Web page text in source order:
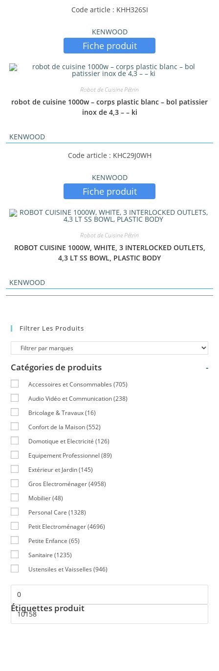
Code article : KHH326SI
KENWOOD
Fiche produit
Robot de Cuisine Pétrin
robot de cuisine 1000w – corps plastic blanc – bol patissier
inox de 4,3 – – ki
KENWOOD
Code article : KHC29J0WH
KENWOOD
Fiche produit
Robot de Cuisine Pétrin
ROBOT CUISINE 1000W, WHITE, 3 INTERLOCKED OUTLETS,
4,3 LT SS BOWL, PLASTIC BODY
KENWOOD
Filtrer Les Produits
Catégories de produits -
Accessoires et Consommables (705)
Audio Vidéo et Communication (238)
Bricolage & Travaux (16)
Confort de la Maison (552)
Domotique et Electricité (126)
Equipement Professionnel (89)
Extérieur et Jardin (145)
Gros Electroménager (4958)
Mobilier (48)
Personal Care (1328)
Petit Electroménager (4696)
Petite Enfance (65)
Sanitaire (1235)
Ustensiles et Vaisselles (946)
Étiquettes produit